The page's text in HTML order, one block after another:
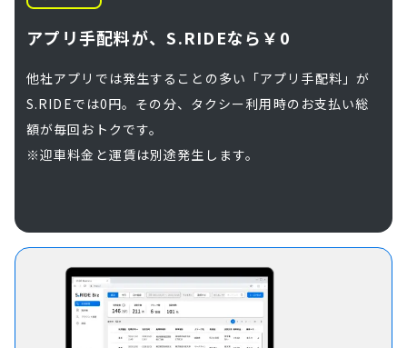
アプリ手配料が、S.RIDEなら￥0
他社アプリでは発生することの多い「アプリ手配料」が
S.RIDEでは0円。その分、タクシー利用時のお支払い総
額が毎回おトクです。
※迎車料金と運賃は別途発生します。